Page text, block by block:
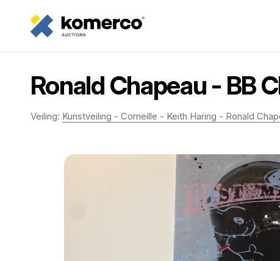
Ronald Chapeau - BB
Veiling: Kunstveiling - Corneille - Keith Haring - Ronald